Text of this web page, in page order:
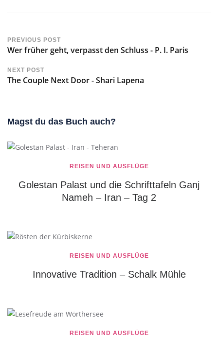
PREVIOUS POST
Wer früher geht, verpasst den Schluss - P. I. Paris
NEXT POST
The Couple Next Door - Shari Lapena
Magst du das Buch auch?
REISEN UND AUSFLÜGE
Golestan Palast und die Schrifttafeln Ganj
Nameh – Iran – Tag 2
REISEN UND AUSFLÜGE
Innovative Tradition – Schalk Mühle
REISEN UND AUSFLÜGE